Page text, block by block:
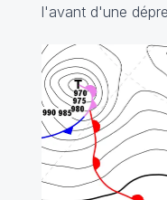
l'avant d'une